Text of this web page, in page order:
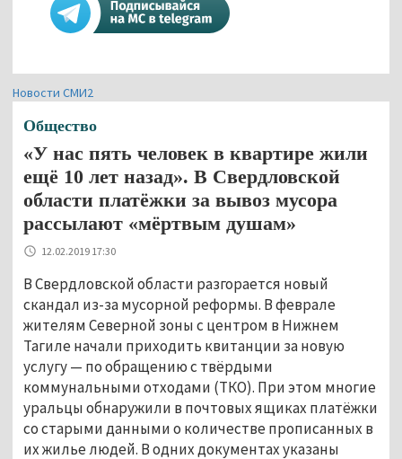
Новости СМИ2
Общество
«У нас пять человек в квартире жили
ещё 10 лет назад». В Свердловской
области платёжки за вывоз мусора
рассылают «мёртвым душам»
12.02.2019 17:30
В Свердловской области разгорается новый
скандал из-за мусорной реформы. В феврале
жителям Северной зоны с центром в Нижнем
Тагиле начали приходить квитанции за новую
услугу — по обращению с твёрдыми
коммунальными отходами (ТКО). При этом многие
уральцы обнаружили в почтовых ящиках платёжки
со старыми данными о количестве прописанных в
их жилье людей. В одних документах указаны